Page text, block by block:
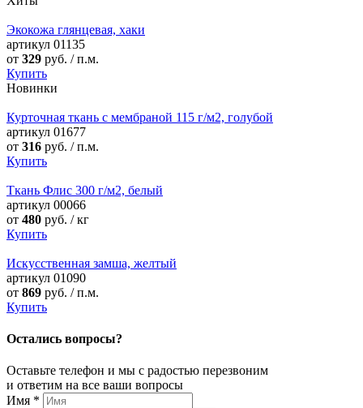
Экокожа глянцевая, хаки
артикул 01135
от 329 руб. / п.м.
Купить
Новинки
Курточная ткань с мембраной 115 г/м2, голубой
артикул 01677
от 316 руб. / п.м.
Купить
Ткань Флис 300 г/м2, белый
артикул 00066
от 480 руб. / кг
Купить
Искусственная замша, желтый
артикул 01090
от 869 руб. / п.м.
Купить
Остались вопросы?
Оставьте телефон и мы с радостью перезвоним
и ответим на все ваши вопросы
Имя *